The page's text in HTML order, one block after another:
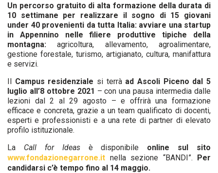
Un percorso gratuito di alta formazione della durata di
10 settimane per realizzare il sogno di 15 giovani
under 40 provenienti da tutta Italia: avviare una startup
in Appennino nelle filiere produttive tipiche della
montagna:agricoltura, allevamento, agroalimentare,
gestione forestale, turismo, artigianato, cultura, manifattura
e servizi.
Il Campus residenziale si terràad Ascoli Piceno dal 5
luglio all’8 ottobre 2021 – con una pausa intermedia dalle
lezioni dal 2 al 29 agosto – e offrirà una formazione
efficace e concreta, grazie a un team qualificato di docenti,
esperti e professionisti e a una rete di partner di elevato
profilo istituzionale.
La Call for Ideasè disponibile online sul sito
www.fondazionegarrone.it nella sezione “BANDI”. Per
candidarsi c’è tempo fino al 14 maggio.